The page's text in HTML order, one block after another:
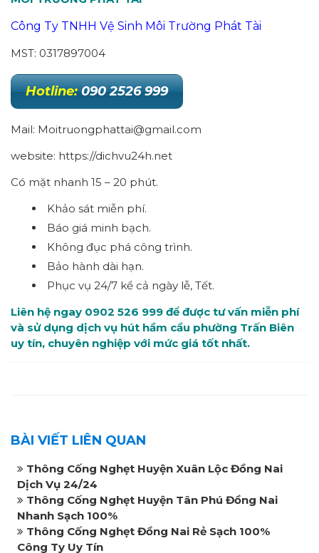
Công Ty TNHH Vệ Sinh Môi Trường Phát Tài
MST: 0317897004
Hotline: 090 2526 999
Mail: Moitruongphattai@gmail.com
website: https://dichvu24h.net
Có mặt nhanh 15 – 20 phút.
Khảo sát miễn phí.
Báo giá minh bạch.
Không đục phá công trình.
Bảo hành dài hạn.
Phục vụ 24/7 kể cả ngày lễ, Tết.
Liên hệ ngay 0902 526 999 để được tư vấn miễn phí
và sử dụng dịch vụ hút hầm cầu phường Trấn Biên
uy tín, chuyên nghiệp với mức giá tốt nhất.
BÀI VIẾT LIÊN QUAN
Thông Cống Nghẹt Huyện Xuân Lộc Đồng Nai
Dịch Vụ 24/24
Thông Cống Nghẹt Huyện Tân Phú Đồng Nai
Nhanh Sạch 100%
Thông Cống Nghẹt Đồng Nai Rẻ Sạch 100%
Công Ty Uy Tín